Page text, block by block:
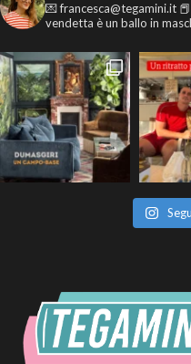
💌 francesca@tegamini.it
vendetta è un ballo in